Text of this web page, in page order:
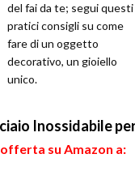
del fai da te; segui questi
pratici consigli su come
fare di un oggetto
decorativo, un gioiello
unico.
Inossidabile
su Amazon a: